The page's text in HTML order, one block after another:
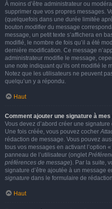
À moins d’être administrateur ou
supprimer que vos propres messages.
(quelquefois dans une durée limitée
bouton modifierdu message
message, un petit texte s’affichera en
modifié, le nombre de fois qu’il a été
dernière modification. Ce message
administrateur modifie le message,
une note indiquant qu’ils ont modifié le
Notez que les utilisateurs ne peuvent
quelqu’un y a répondu.
Haut
Comment ajouter une signature à
Vous devez d’abord créer une
Une fois créée, vous pouvez cocher
rédaction de message. Vous pouvez
tous vos messages en activant l’option
panneau de l’utilisateur (onglet
préférences de message). Par la suite,
signature d’être ajoutée à un message
signature dans le formulaire de
Haut